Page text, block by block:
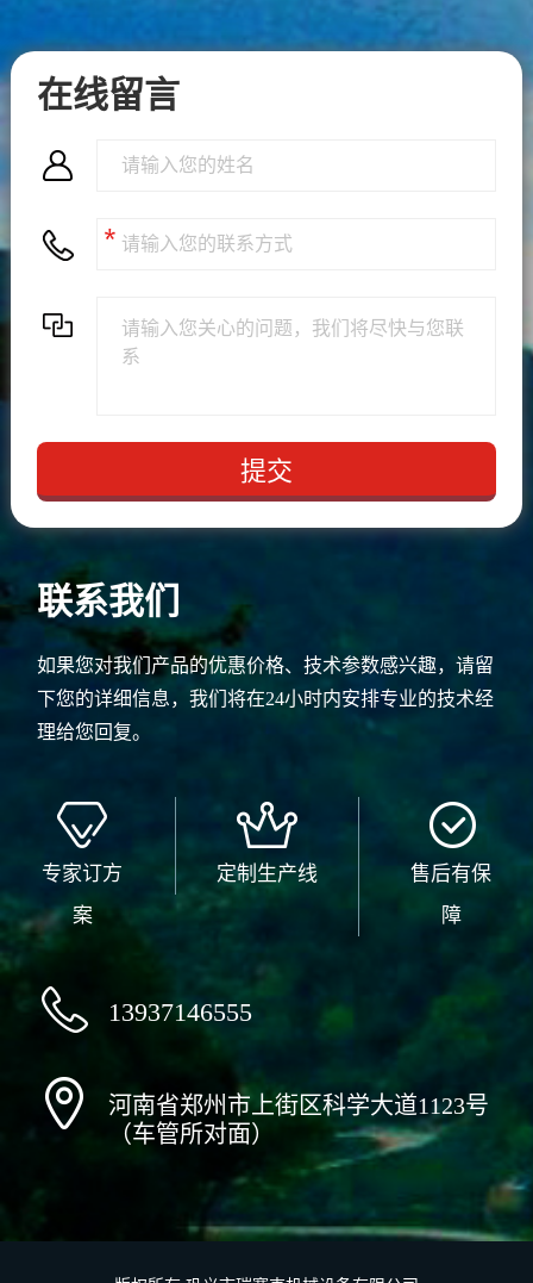
在线留言
联系我们
如果您对我们产品的优惠价格、技术参数感兴趣，请留
下您的详细信息，我们将在24小时内安排专业的技术经
理给您回复。
专家订方
案
定制生产线
售后有保
障
13937146555
河南省郑州市上街区科学大道1123号
（车管所对面）